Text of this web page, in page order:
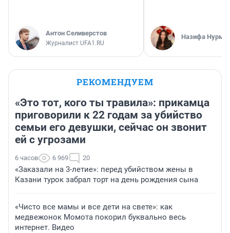
Антон Селиверстов
Журналист UFA1.RU
Назифа
РЕКОМЕНДУЕМ
«Это тот, кого ты травила»: прикамца
приговорили к 22 годам за убийство
семьи его девушки, сейчас он звонит
ей с угрозами
6 часов 6 969 20
«Заказали на 3-летие»: перед убийством жены в
Казани турок забрал торт на день рождения сына
«Чисто все мамы и все дети на свете»: как
медвежонок Момота покорил буквально весь
интернет. Видео